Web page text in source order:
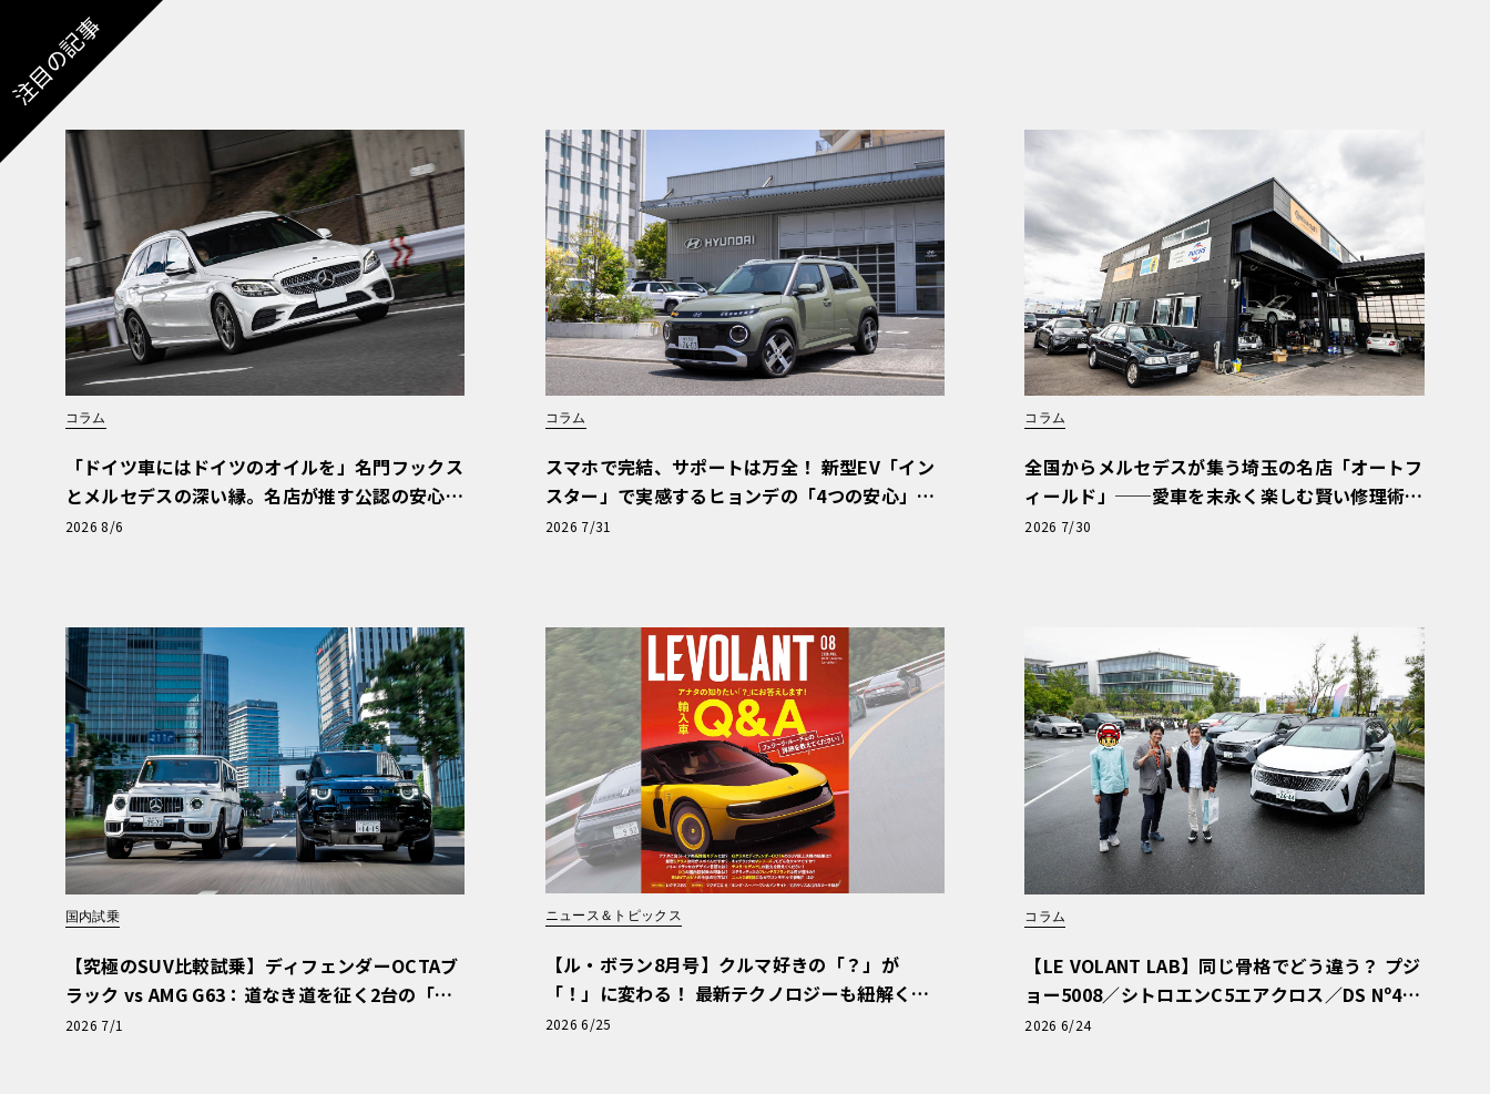
注目の記事
コラム
「ドイツ車にはドイツのオイルを」名門フックス
とメルセデスの深い縁。名店が推す公認の安心
と、Cクラスで味わうシルキーな走り〈PR〉
2026 8/6
コラム
スマホで完結、サポートは万全！ 新型EV「イン
スター」で実感するヒョンデの「4つの安心」
【第1回・ヒョンデ6つの疑問：Why? Hyunda
2026 7/31
コラム
全国からメルセデスが集う埼玉の名店「オートフ
ィールド」──愛車を末永く楽しむ賢い修理術
と、プロがフックス製オイルを選ぶ理由〈PR〉
2026 7/30
国内試乗
【究極のSUV比較試乗】ディフェンダーOCTAブ
ラック vs AMG G63：道なき道を征く2台の「対
極的アプローチ」
2026 7/1
ニュース＆トピックス
【ル・ボラン8月号】クルマ好きの「？」が
「！」に変わる！ 最新テクノロジーも紐解く
「輸入車Q&A」
2026 6/25
コラム
【LE VOLANT LAB】同じ骨格でどう違う？ プジ
ョー5008／シトロエンC5エアクロス／DS Nº4
読者一気乗りレポート
2026 6/24